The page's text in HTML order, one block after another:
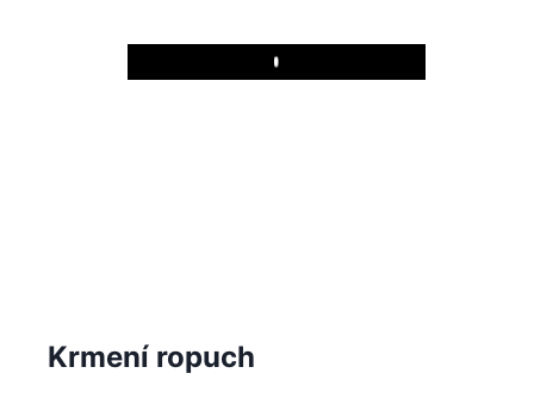
Play
Krmení ropuch